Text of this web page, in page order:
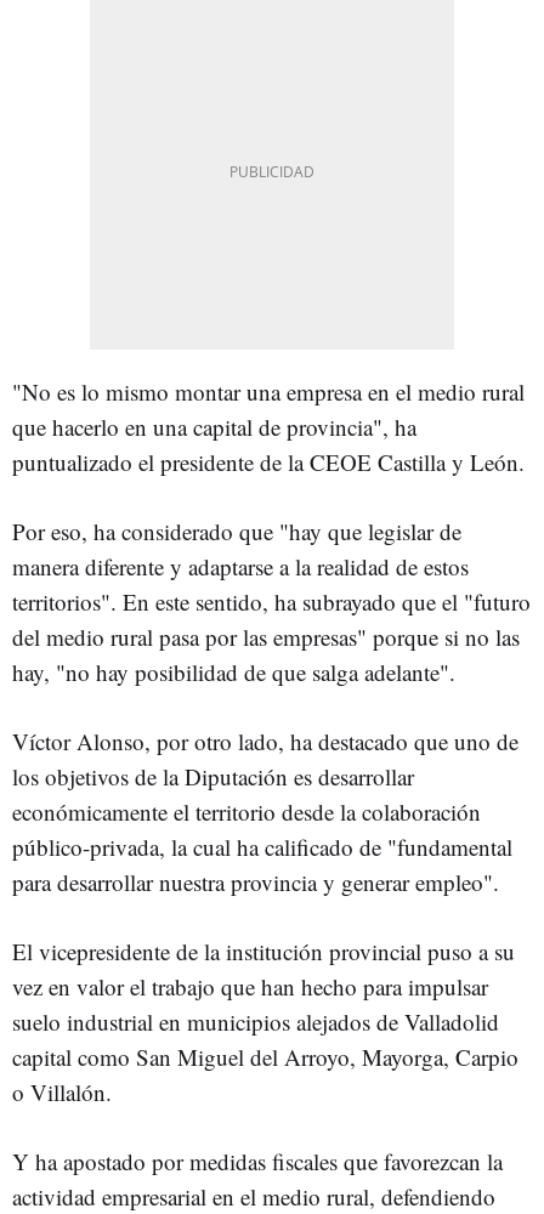
"No es lo mismo montar una empresa en el medio rural
que hacerlo en una capital de provincia", ha
puntualizado el presidente de la CEOE Castilla y León.
Por eso, ha considerado que "hay que legislar de
manera diferente y adaptarse a la realidad de estos
territorios". En este sentido, ha subrayado que el "futuro
del medio rural pasa por las empresas" porque si no las
hay, "no hay posibilidad de que salga adelante".
Víctor Alonso, por otro lado, ha destacado que uno de
los objetivos de la Diputación es desarrollar
económicamente el territorio desde la colaboración
público-privada, la cual ha calificado de "fundamental
para desarrollar nuestra provincia y generar empleo".
El vicepresidente de la institución provincial puso a su
vez en valor el trabajo que han hecho para impulsar
suelo industrial en municipios alejados de Valladolid
capital como San Miguel del Arroyo, Mayorga, Carpio
o Villalón.
Y ha apostado por medidas fiscales que favorezcan la
actividad empresarial en el medio rural, defendiendo